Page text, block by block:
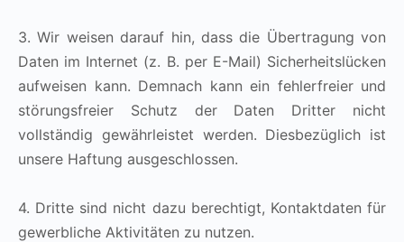
3. Wir weisen darauf hin, dass die Übertragung von
Daten im Internet (z. B. per E-Mail) Sicherheitslücken
aufweisen kann. Demnach kann ein fehlerfreier und
störungsfreier Schutz der Daten Dritter nicht
vollständig gewährleistet werden. Diesbezüglich ist
unsere Haftung ausgeschlossen.
4. Dritte sind nicht dazu berechtigt, Kontaktdaten für
gewerbliche Aktivitäten zu nutzen.